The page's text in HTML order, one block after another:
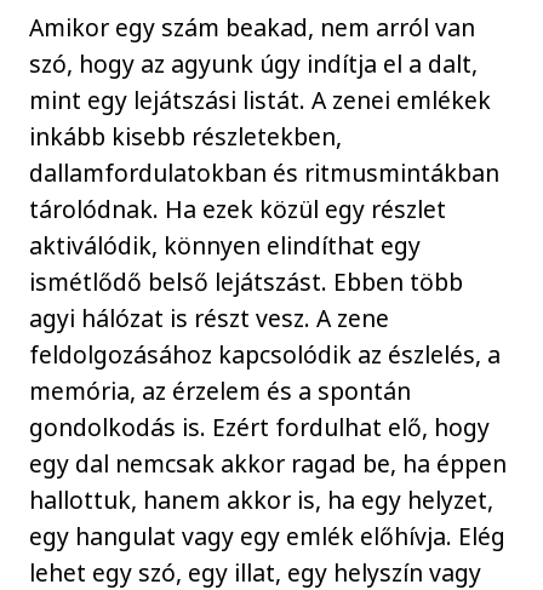
Amikor egy szám beakad, nem arról van
szó, hogy az agyunk úgy indítja el a dalt,
mint egy lejátszási listát. A zenei emlékek
inkább kisebb részletekben,
dallamfordulatokban és ritmusmintákban
tárolódnak. Ha ezek közül egy részlet
aktiválódik, könnyen elindíthat egy
ismétlődő belső lejátszást. Ebben több
agyi hálózat is részt vesz. A zene
feldolgozásához kapcsolódik az észlelés, a
memória, az érzelem és a spontán
gondolkodás is. Ezért fordulhat elő, hogy
egy dal nemcsak akkor ragad be, ha éppen
hallottuk, hanem akkor is, ha egy helyzet,
egy hangulat vagy egy emlék előhívja. Elég
lehet egy szó, egy illat, egy helyszín vagy